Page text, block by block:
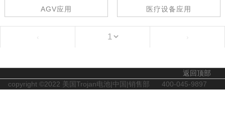
AGV应用 医疗设备应用
‹ ›
返回顶部
copyright ©2022 美国Trojan电池|中国|销售部
400-045-9897